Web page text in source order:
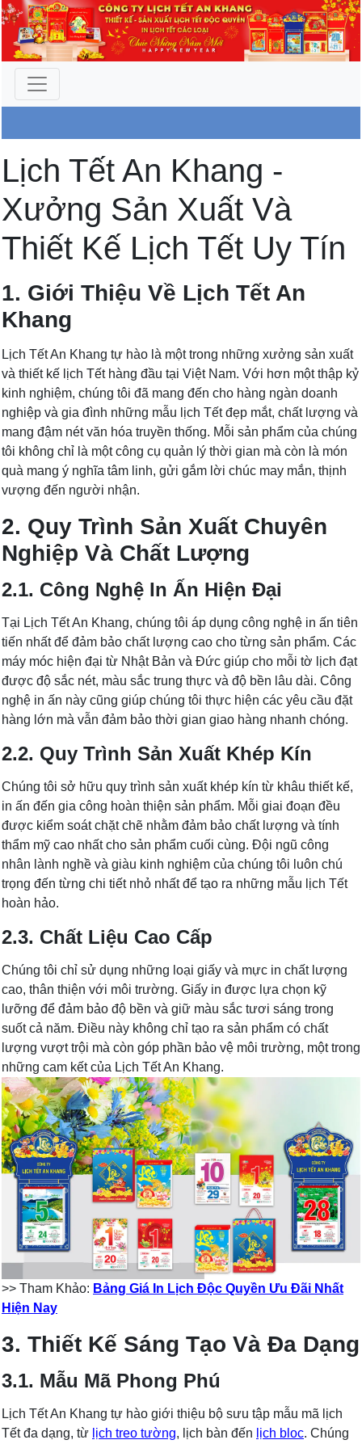
Công Ty An Khang
Lịch Tết An Khang -
Xưởng Sản Xuất Và
Thiết Kế Lịch Tết Uy Tín
1. Giới Thiệu Về Lịch Tết An
Khang
Lịch Tết An Khang tự hào là một trong những xưởng sản xuất
và thiết kế lịch Tết hàng đầu tại Việt Nam. Với hơn một thập kỷ
kinh nghiệm, chúng tôi đã mang đến cho hàng ngàn doanh
nghiệp và gia đình những mẫu lịch Tết đẹp mắt, chất lượng và
mang đậm nét văn hóa truyền thống. Mỗi sản phẩm của chúng
tôi không chỉ là một công cụ quản lý thời gian mà còn là món
quà mang ý nghĩa tâm linh, gửi gắm lời chúc may mắn, thịnh
vượng đến người nhận.
2. Quy Trình Sản Xuất Chuyên
Nghiệp Và Chất Lượng
2.1. Công Nghệ In Ấn Hiện Đại
Tại Lịch Tết An Khang, chúng tôi áp dụng công nghệ in ấn tiên
tiến nhất để đảm bảo chất lượng cao cho từng sản phẩm. Các
máy móc hiện đại từ Nhật Bản và Đức giúp cho mỗi tờ lịch đạt
được độ sắc nét, màu sắc trung thực và độ bền lâu dài. Công
nghệ in ấn này cũng giúp chúng tôi thực hiện các yêu cầu đặt
hàng lớn mà vẫn đảm bảo thời gian giao hàng nhanh chóng.
2.2. Quy Trình Sản Xuất Khép Kín
Chúng tôi sở hữu quy trình sản xuất khép kín từ khâu thiết kế,
in ấn đến gia công hoàn thiện sản phẩm. Mỗi giai đoạn đều
được kiểm soát chặt chẽ nhằm đảm bảo chất lượng và tính
thẩm mỹ cao nhất cho sản phẩm cuối cùng. Đội ngũ công
nhân lành nghề và giàu kinh nghiệm của chúng tôi luôn chú
trọng đến từng chi tiết nhỏ nhất để tạo ra những mẫu lịch Tết
hoàn hảo.
2.3. Chất Liệu Cao Cấp
Chúng tôi chỉ sử dụng những loại giấy và mực in chất lượng
cao, thân thiện với môi trường. Giấy in được lựa chọn kỹ
lưỡng để đảm bảo độ bền và giữ màu sắc tươi sáng trong
suốt cả năm. Điều này không chỉ tạo ra sản phẩm có chất
lượng vượt trội mà còn góp phần bảo vệ môi trường, một trong
những cam kết của Lịch Tết An Khang.
>> Tham Khảo: Bảng Giá In Lịch Độc Quyền Ưu Đãi Nhất
Hiện Nay
3. Thiết Kế Sáng Tạo Và Đa Dạng
3.1. Mẫu Mã Phong Phú
Lịch Tết An Khang tự hào giới thiệu bộ sưu tập mẫu mã lịch
Tết đa dạng, từ lịch treo tường, lịch bàn đến lịch bloc. Chúng